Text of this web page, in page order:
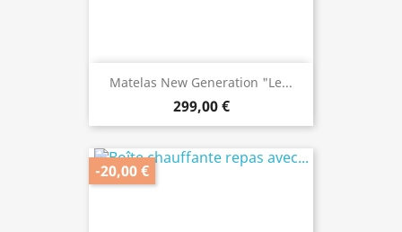
Matelas New Generation "le...
299,00 €
-20,00 €